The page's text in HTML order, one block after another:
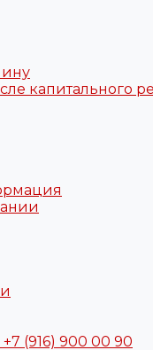
капитального
+7 (916) 900 00 90